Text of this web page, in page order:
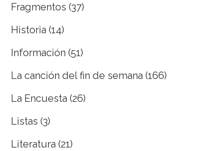
Fragmentos (37)
Historia (14)
Información (51)
La canción del fin de semana (166)
La Encuesta (26)
Listas (3)
Literatura (21)